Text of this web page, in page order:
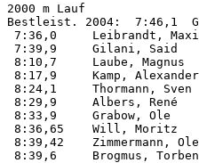
2000 m Lauf
Bestleist. 2004:  7:46,1
7:36,0     Leibrandt,
7:39,9     Gilani, Said
8:10,7     Laube,
8:17,9     Kamp,
8:24,1     Thormann,
8:29,9     Albers,
8:33,9     Grabow, Ole
8:36,65    Will, Moritz
8:39,42    Zimmermann,
8:39,6     Brogmus,